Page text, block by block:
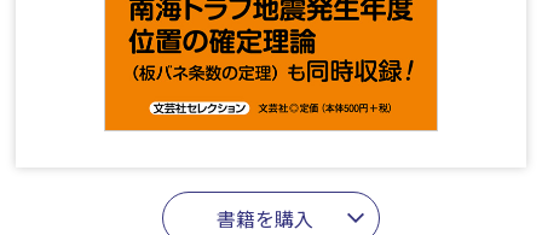
書籍を購入